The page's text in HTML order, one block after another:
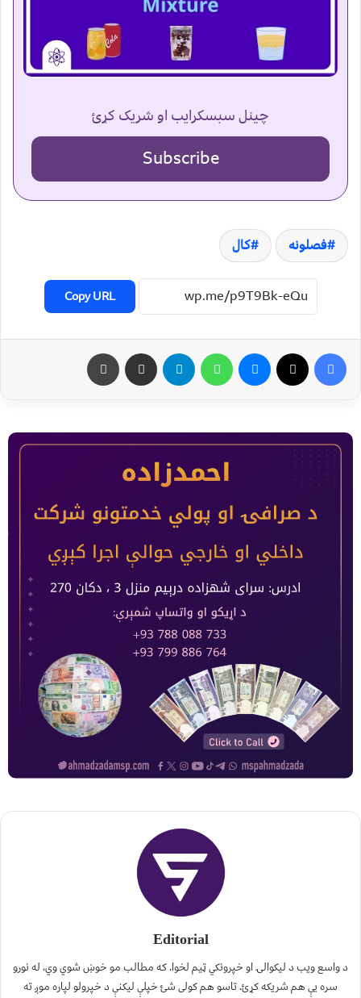
چینل سبسکرایب او شریک کړئ
Subscribe
فصلونه کال
Copy URL
Editorial
د واسع ویب د لیکوالۍ او خپرونکي ټیم لخوا. که مطالب مو خوښ شوي وي، له نورو
سره یې هم شریکه کړئ. تاسو هم کولی شئ خپلې لیکنې د خپرولو لپاره موږ ته